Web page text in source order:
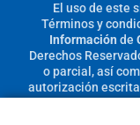
El uso de este
Términos y
Información de
Derechos
o parcial, así
autorización